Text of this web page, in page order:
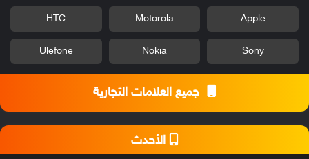
Apple
Motorola
HTC
Sony
Nokia
Ulefone
جميع العلامات التجارية
الأحدث